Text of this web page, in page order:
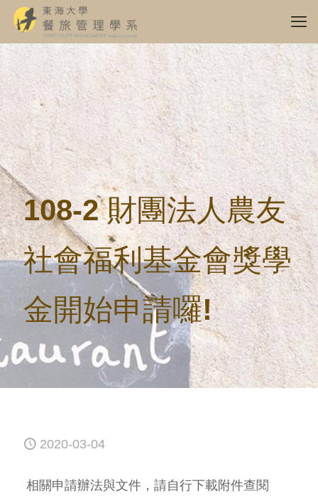
108-2 財團法人農友
社會福利基金會獎學
金開始申請囉!
2020-03-04
相關申請辦法與文件，請自行下載附件查閱